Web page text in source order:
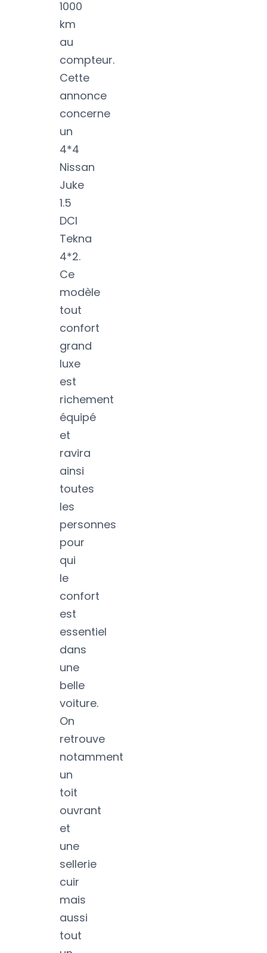
1000
km
au
compteur.
Cette
annonce
concerne
un
4*4
Nissan
Juke
1.5
DCI
Tekna
4*2.
Ce
modèle
tout
confort
grand
luxe
est
richement
équipé
et
ravira
ainsi
toutes
les
personnes
pour
qui
le
confort
est
essentiel
dans
une
belle
voiture.
On
retrouve
notamment
un
toit
ouvrant
et
une
sellerie
cuir
mais
aussi
tout